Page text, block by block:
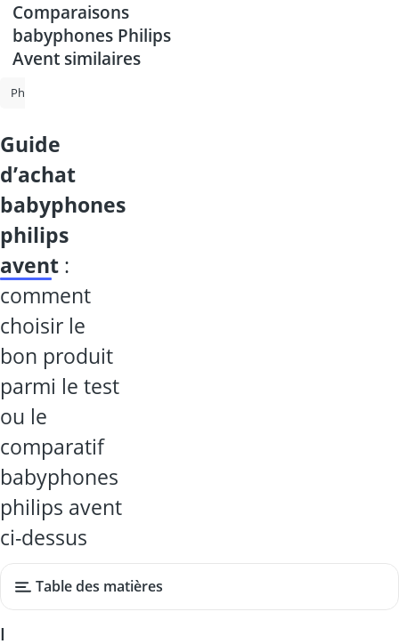
Comparaisons
babyphones Philips
Avent similaires
Philips Avent Babyphone
guide
d’achat
babyphones
philips
avent :
comment
choisir le
bon produit
parmi le test
ou le
comparatif
babyphones
philips avent
ci-dessus
Table des matières
I